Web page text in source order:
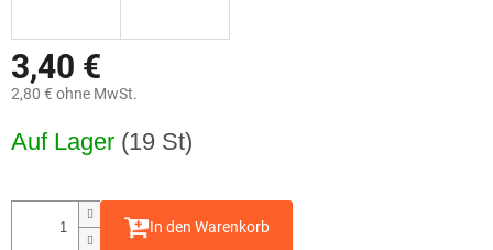
3,40 €
2,80 € ohne MwSt.
Auf Lager (19 St)
In den Warenkorb